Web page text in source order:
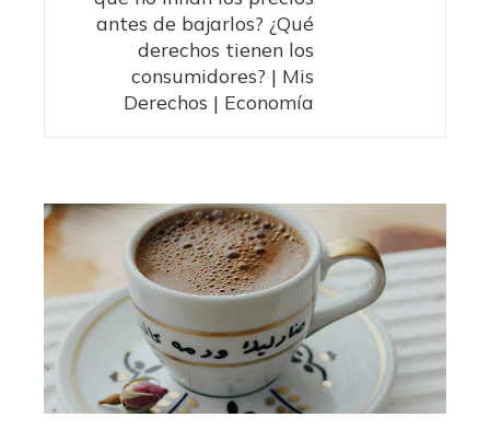
antes de bajarlos? ¿Qué
derechos tienen los
consumidores? | Mis
Derechos | Economía